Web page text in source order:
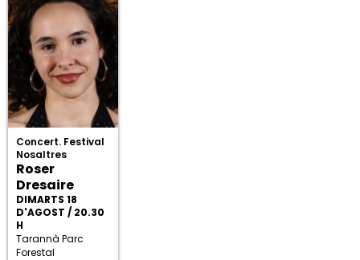
Concert. Festival
Nosaltres
Roser
Dresaire
DIMARTS 18
D'AGOST / 20.30
H
Tarannà Parc
Forestal